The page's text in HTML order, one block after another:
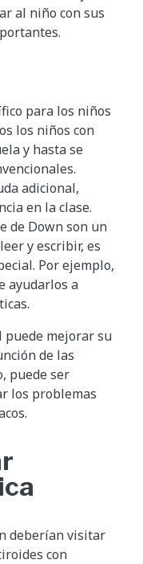
al niño con sus
para los niños
los niños con
y hasta se
adicional,
en la clase.
de Down son un
y escribir, es
Por ejemplo,
ayudarlos a
puede mejorar su
de las
puede ser
los problemas
deberían visitar
con